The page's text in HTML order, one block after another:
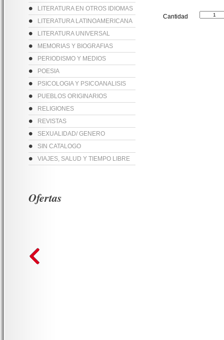
LITERATURA EN OTROS IDIOMAS
LITERATURA LATINOAMERICANA
LITERATURA UNIVERSAL
MEMORIAS Y BIOGRAFIAS
PERIODISMO Y MEDIOS
POESIA
PSICOLOGIA Y PSICOANALISIS
PUEBLOS ORIGINARIOS
RELIGIONES
REVISTAS
SEXUALIDAD/ GENERO
SIN CATALOGO
VIAJES, SALUD Y TIEMPO LIBRE
Cantidad
Ofertas